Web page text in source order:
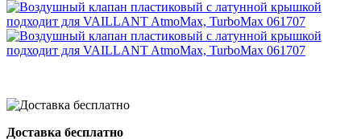
Доставка бесплатно